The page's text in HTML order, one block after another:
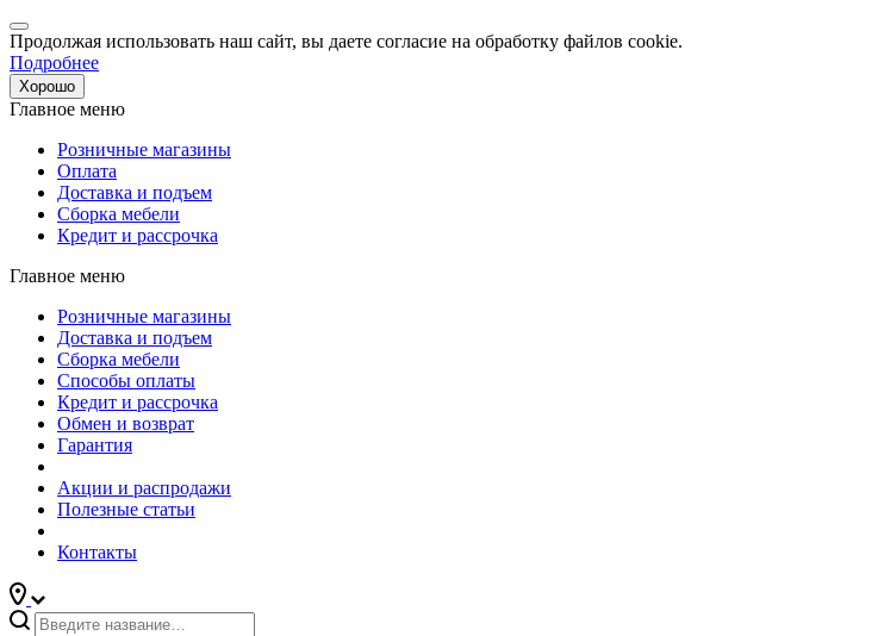
Продолжая использовать наш сайт, вы даете согласие на обработку файлов cookie.
Подробнее
Хорошо
Главное меню
Розничные магазины
Оплата
Доставка и подъем
Сборка мебели
Кредит и рассрочка
Главное меню
Розничные магазины
Доставка и подъем
Сборка мебели
Способы оплаты
Кредит и рассрочка
Обмен и возврат
Гарантия
Акции и распродажи
Полезные статьи
Контакты